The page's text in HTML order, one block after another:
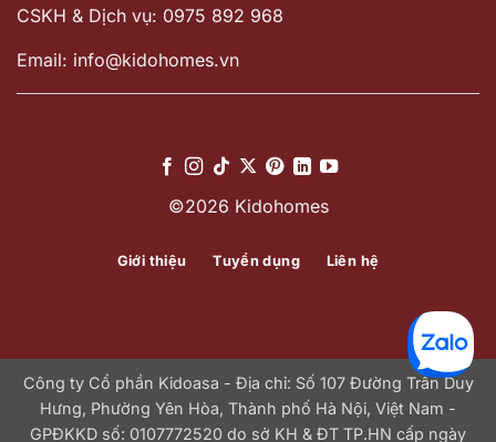
CSKH & Dịch vụ: 0975 892 968
Email: info@kidohomes.vn
©2026 Kidohomes
Giới thiệu Tuyển dụng Liên hệ
Công ty Cổ phần Kidoasa - Địa chỉ: Số 107 Đường Trần Duy
Hưng, Phường Yên Hòa, Thành phố Hà Nội, Việt Nam -
GPĐKKD số: 0107772520 do sở KH & ĐT TP.HN cấp ngày